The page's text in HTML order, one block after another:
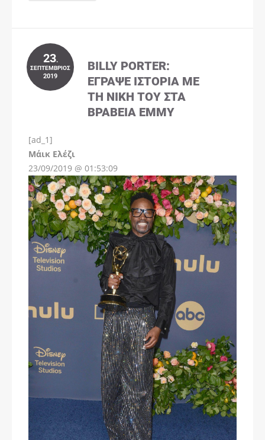
23.
ΣΕΠΤΈΜΒΡΙΟΣ
2019
BILLY PORTER:
ΈΓΡΑΨΕ ΙΣΤΟΡΊΑ ΜΕ
ΤΗ ΝΊΚΗ ΤΟΥ ΣΤΑ
ΒΡΑΒΕΊΑ EMMY
[ad_1]
Μάικ ΕλέζιInstagram
23/09/2019 @ 01:53:09